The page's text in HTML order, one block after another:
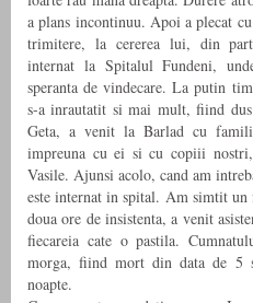
a plans incontinuu. Apoi a plecat
trimitere, la cererea lui, din
internat la Spitalul Fundeni,
speranta de vindecare. La putin
s-a inrautatit si mai mult, fiind
Geta, a venit la Barlad cu
impreuna cu ei si cu copiii
Vasile. Ajunsi acolo, cand am
este internat in spital. Am simtit
doua ore de insistenta, a venit
fiecareia cate o pastila.
morga, fiind mort din data de 5
noapte.